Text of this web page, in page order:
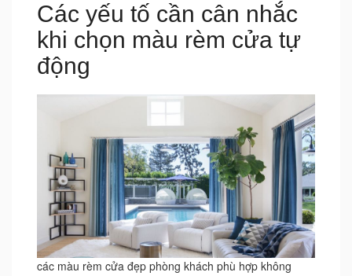
Các yếu tố cần cân nhắc
khi chọn màu rèm cửa tự
động
các màu rèm cửa đẹp phòng khách phù hợp không